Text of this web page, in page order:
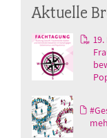
Aktuelle